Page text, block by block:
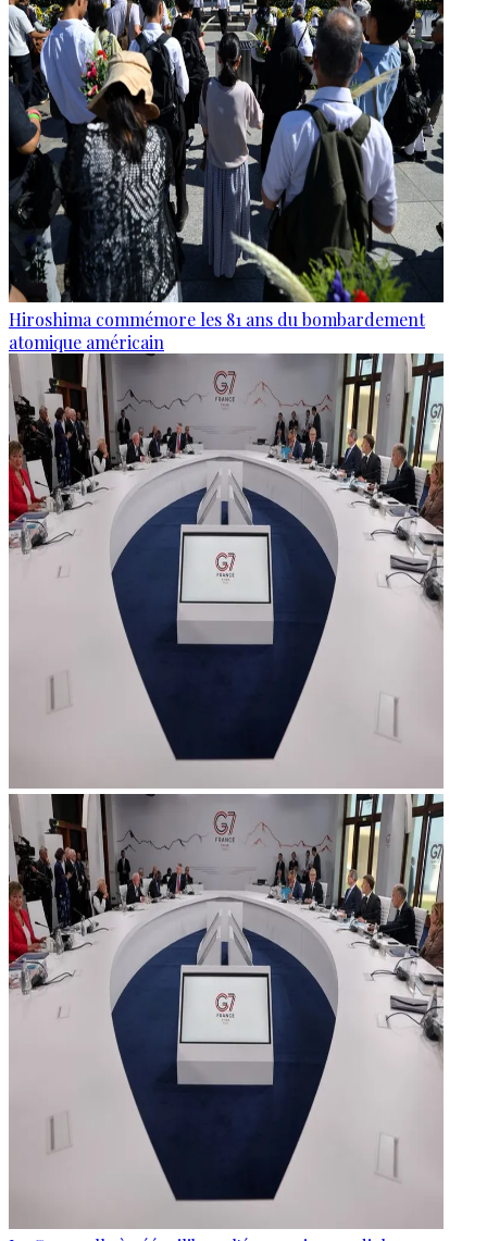
Hiroshima commémore les 81 ans du bombardement
atomique américain